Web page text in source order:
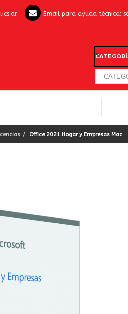
Email para ayuda técnica:
Office 2021 Hogar y Empresas Mac